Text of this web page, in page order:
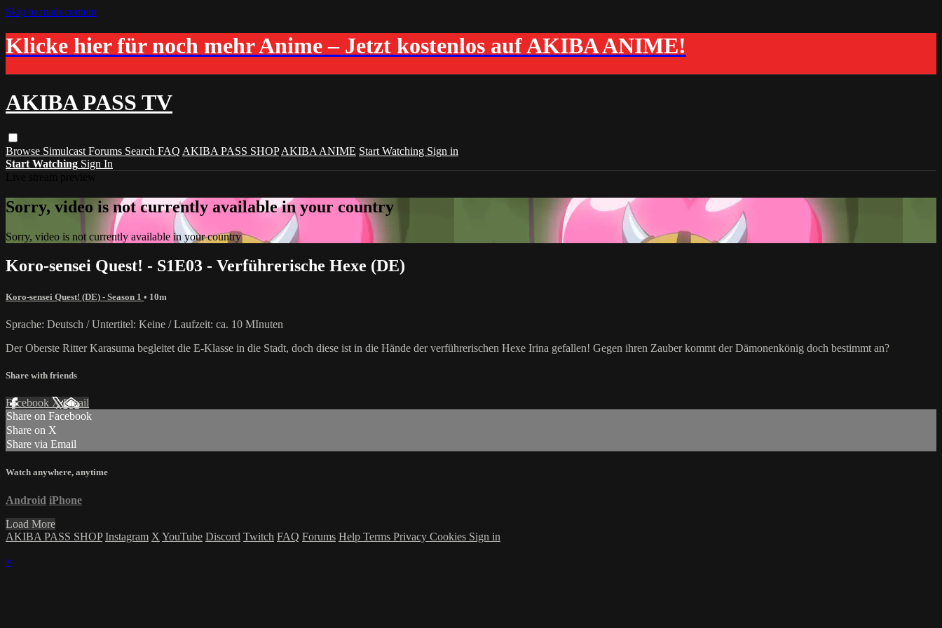
Skip to main content
Klicke hier für noch mehr Anime – Jetzt kostenlos auf AKIBA ANIME!
AKIBA PASS TV
Browse Simulcast Forums Search FAQ AKIBA PASS SHOP AKIBA ANIME Start Watching Sign in
Start Watching Sign In
Sorry, video is not currently available in your country
Sorry, video is not currently available in your country
Koro-sensei Quest! - S1E03 - Verführerische Hexe (DE)
Koro-sensei Quest! (DE) - Season 1 • 10m
Sprache: Deutsch / Untertitel: Keine / Laufzeit: ca. 10 MInuten
Der Oberste Ritter Karasuma begleitet die E-Klasse in die Stadt, doch diese ist in die Hände der verführerischen Hexe Irina gefallen! Gegen ihren Zauber kommt der Dämonenkönig doch bestimmt an?
Share with friends
Facebook XEmail
Share on Facebook
Share on X
Share via Email
Watch anywhere, anytime
Android iPhone
Load More
AKIBA PASS SHOP Instagram X YouTube Discord Twitch FAQ Forums Help Terms Privacy Cookies Sign in
×